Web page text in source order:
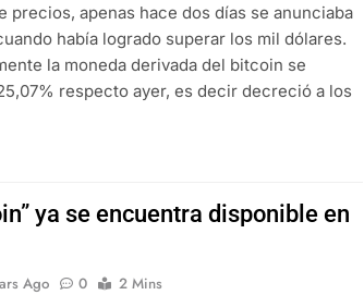
precios, apenas hace dos días se anunciaba
había logrado superar los mil dólares.
la moneda derivada del bitcoin se
respecto ayer, es decir decreció a los
ya se encuentra disponible en
Ago 0
2 Mins